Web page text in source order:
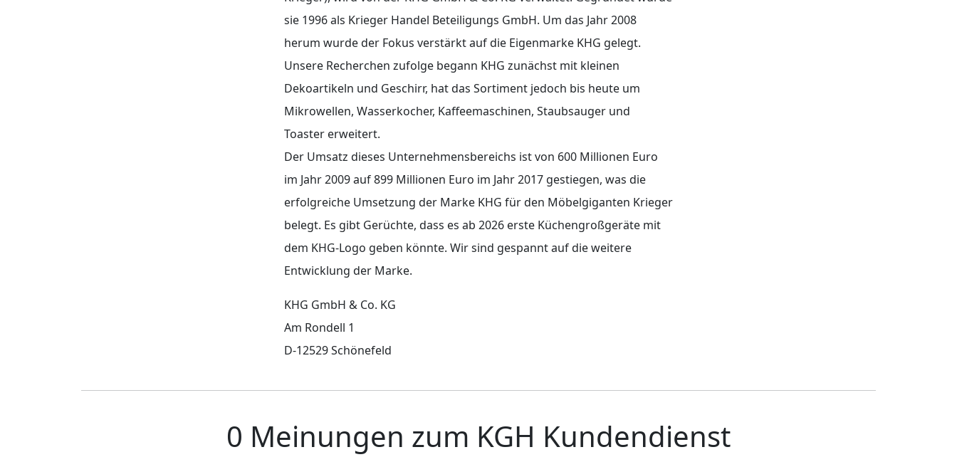
sie 1996 als Krieger Handel Beteiligungs GmbH. Um das Jahr 2008
herum wurde der Fokus verstärkt auf die Eigenmarke KHG gelegt.
Unsere Recherchen zufolge begann KHG zunächst mit kleinen
Dekoartikeln und Geschirr, hat das Sortiment jedoch bis heute um
Mikrowellen, Wasserkocher, Kaffeemaschinen, Staubsauger und
Toaster erweitert.
Der Umsatz dieses Unternehmensbereichs ist von 600 Millionen Euro
im Jahr 2009 auf 899 Millionen Euro im Jahr 2017 gestiegen, was die
erfolgreiche Umsetzung der Marke KHG für den Möbelgiganten Krieger
belegt. Es gibt Gerüchte, dass es ab 2026 erste Küchengroßgeräte mit
dem KHG-Logo geben könnte. Wir sind gespannt auf die weitere
Entwicklung der Marke.
KHG GmbH & Co. KG
Am Rondell 1
D-12529 Schönefeld
0 Meinungen zum KGH Kundendienst